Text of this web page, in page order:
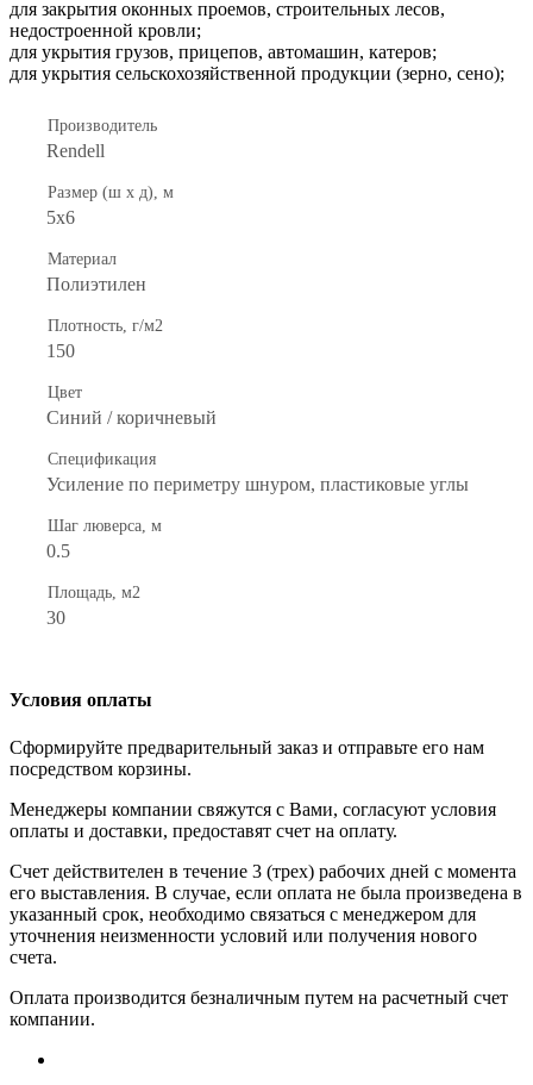
для закрытия оконных проемов, строительных лесов,
недостроенной кровли;
для укрытия грузов, прицепов, автомашин, катеров;
для укрытия сельскохозяйственной продукции (зерно, сено);
Производитель
Rendell
Размер (ш х д), м
5х6
Материал
Полиэтилен
Плотность, г/м2
150
Цвет
Синий / коричневый
Спецификация
Усиление по периметру шнуром, пластиковые углы
Шаг люверса, м
0.5
Площадь, м2
30
Условия оплаты
Сформируйте предварительный заказ и отправьте его нам
посредством корзины.
Менеджеры компании свяжутся с Вами, согласуют условия
оплаты и доставки, предоставят счет на оплату.
Счет действителен в течение 3 (трех) рабочих дней с момента
его выставления. В случае, если оплата не была произведена в
указанный срок, необходимо связаться с менеджером для
уточнения неизменности условий или получения нового
счета.
Оплата производится безналичным путем на расчетный счет
компании.